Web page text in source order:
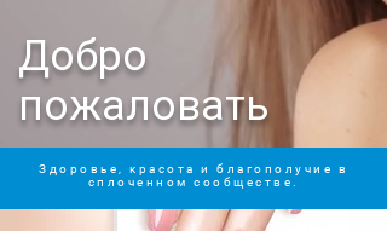
Добро
пожаловать
Здоровье, красота и благополучие в
сплоченном сообществе.